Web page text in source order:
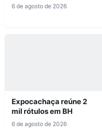
6 de agosto de 2026
Expocachaça reúne 2
mil rótulos em BH
6 de agosto de 2026